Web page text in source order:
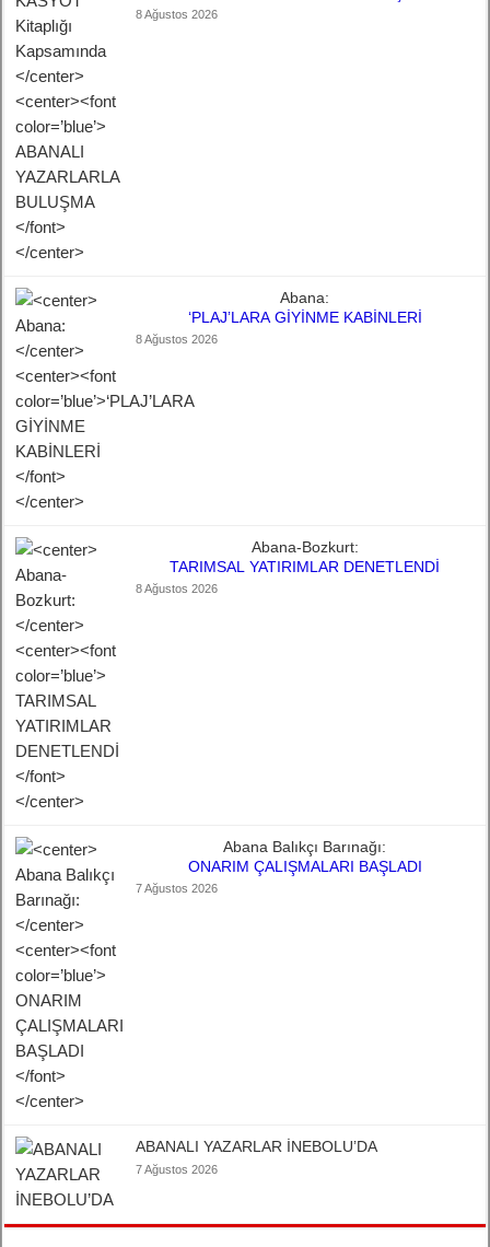
8 Ağustos 2026
Abana:
‘PLAJ’LARA GİYİNME KABİNLERİ
8 Ağustos 2026
Abana-Bozkurt:
TARIMSAL YATIRIMLAR DENETLENDİ
8 Ağustos 2026
Abana Balıkçı Barınağı:
ONARIM ÇALIŞMALARI BAŞLADI
7 Ağustos 2026
ABANALI YAZARLAR İNEBOLU’DA
7 Ağustos 2026